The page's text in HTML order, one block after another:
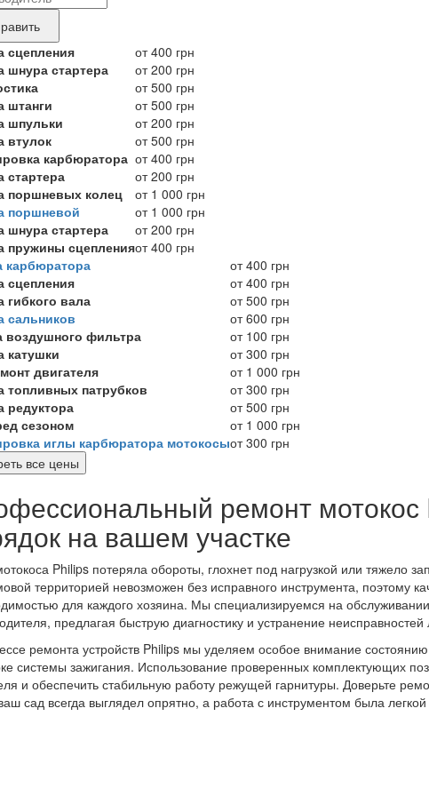
сцепления
от 400 грн
шнура стартера
от 200 грн
от 500 грн
штанги
от 500 грн
шпульки
от 200 грн
втулок
от 500 грн
карбюратора от 400 грн
стартера
от 200 грн
поршневых колец
от 1 000 грн
поршневой
от 1 000 грн
шнура стартера
от 200 грн
пружины сцепленияот 400 грн
карбюратора
от 400 грн
сцепления
от 400 грн
гибкого вала
от 500 грн
сальников
от 600 грн
воздушного фильтра
от 100 грн
катушки
от 300 грн
двигателя
от 1 000 грн
топливных патрубков
от 300 грн
редуктора
от 500 грн
сезоном
от 1 000 грн
иглы карбюратора мотокосыот 300 грн
все цены
ремонт
на вашем участке
Philips потеряла обороты, глохнет под нагрузкой или тяжело
территорией невозможен без исправного инструмента, поэтому
для каждого хозяина. Мы специализируемся на
предлагая быструю диагностику и устранение
ремонта устройств Philips мы уделяем особое внимание
системы зажигания. Использование проверенных комплектующих
и обеспечить стабильную работу режущей гарнитуры. Доверьте
сад всегда выглядел опрятно, а работа с инструментом была